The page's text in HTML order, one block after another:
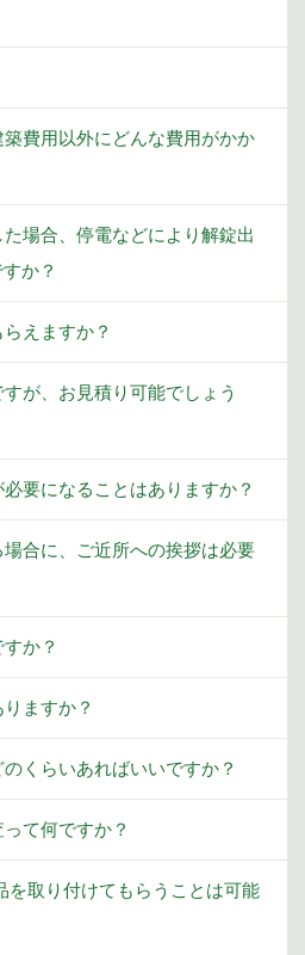
費用以外にどんな費用がかか
場合、停電などにより解錠出
か？
えますか？
が、お見積り可能でしょう
要になることはありますか？
合に、ご近所への挨拶は必要
か？
ますか？
くらいあればいいですか？
て何ですか？
を取り付けてもらうことは可能